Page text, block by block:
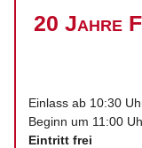
20 Jahre
Einlass ab 10:30
Beginn um 11:00
Eintritt frei